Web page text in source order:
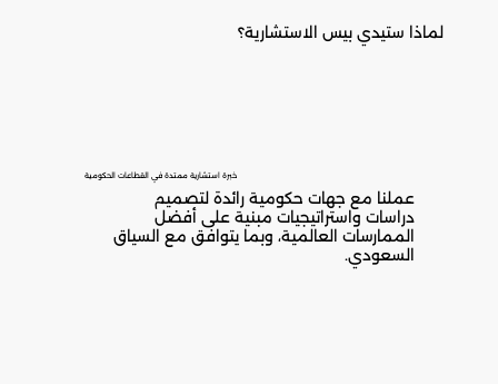
لماذا ستيدي بيس الاستشارية؟
خبرة استشارية ممتدة في القطاعات الحكومية
عملنا مع جهات حكومية رائدة لتصميم
دراسات واستراتيجيات مبنية على أفضل
الممارسات العالمية، وبما يتوافق مع السياق
السعودي.